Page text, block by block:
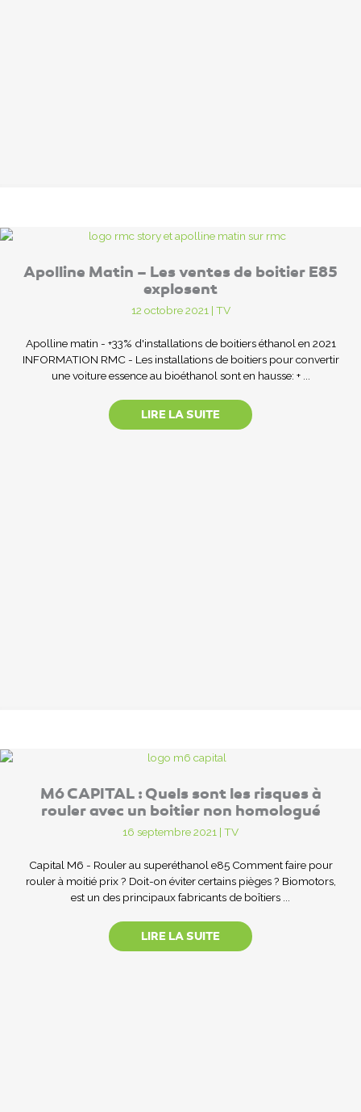
Apolline Matin – Les ventes de boitier E85
explosent
12 octobre 2021 | TV
Apolline matin - +33% d'installations de boitiers éthanol en 2021
INFORMATION RMC - Les installations de boitiers pour convertir
une voiture essence au bioéthanol sont en hausse: + ...
LIRE LA SUITE
M6 CAPITAL : Quels sont les risques à
rouler avec un boitier non homologué
16 septembre 2021 | TV
Capital M6 - Rouler au superéthanol e85 Comment faire pour
rouler à moitié prix ? Doit-on éviter certains pièges ? Biomotors,
est un des principaux fabricants de boîtiers ...
LIRE LA SUITE